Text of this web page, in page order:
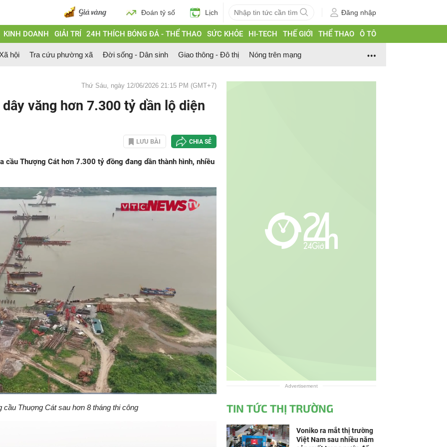
Đoán tỷ số Lịch Đăng nhập
KINH DOANH GIẢI TRÍ 24H THÍCH BÓNG ĐÁ - THỂ THAO SỨC KHỎE HI-TECH THẾ GIỚI THỂ THAO Ô TÔ
hội Tra cứu phường xã Đời sống - Dân sinh Giao thông - Đô thị Nóng trên mạng
Thứ Sáu, ngày 12/06/2026 21:15 PM (GMT+7)
văng hơn 7.300 tỷ dần lộ diện
LƯU BÀI CHIA SẺ
cầu Thượng Cát hơn 7.300 tỷ đồng đang dần thành hình, nhiều
cầu Thuợng Cát sau hơn 8 tháng thi công
Advertisement
TIN TỨC THỊ TRƯỜNG
Voniko ra mắt thị trường
Việt Nam sau nhiều năm